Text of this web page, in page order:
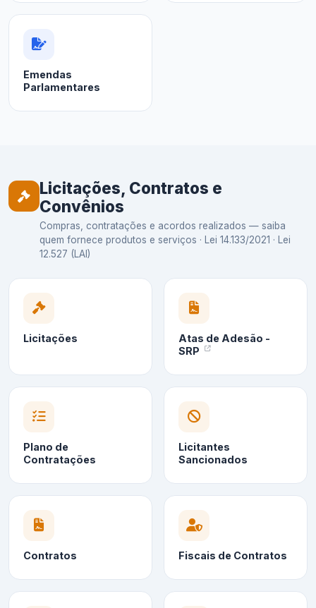
Emendas
Parlamentares
Licitações, Contratos e
Convênios
Compras, contratações e acordos realizados — saiba
quem fornece produtos e serviços · Lei 14.133/2021 · Lei
12.527 (LAI)
Licitações
Atas de Adesão -
SRP
Plano de
Contratações
Licitantes
Sancionados
Contratos Fiscais de Contratos